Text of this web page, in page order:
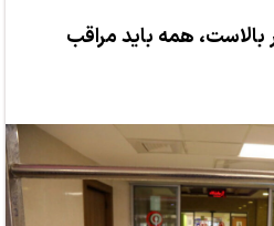
بالاست، همه باید مراقب